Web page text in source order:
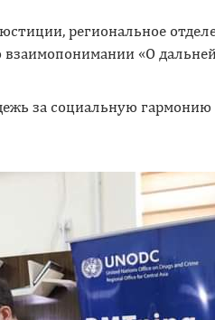
региональное
взаимопонимании «О
за социальную